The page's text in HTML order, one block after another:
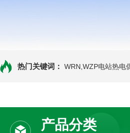
热门关键词： WRN,WZP电站热电
产品分类